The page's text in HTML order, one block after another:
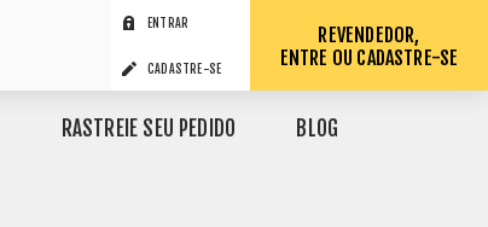
ENTRAR
CADASTRE-SE
REVENDEDOR,
ENTRE OU CADASTRE-SE
RASTREIE SEU PEDIDO BLOG